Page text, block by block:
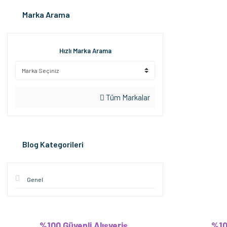
Marka Arama
Hızlı Marka Arama
Tüm Markalar
Blog Kategorileri
Genel